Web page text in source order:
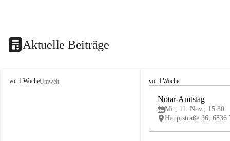
Aktuelle Beiträge
V
vor 1 WocheUmwelt
V
vor 1 Woche
Notar-Amtstag
Mi., 11. Nov., 15:30